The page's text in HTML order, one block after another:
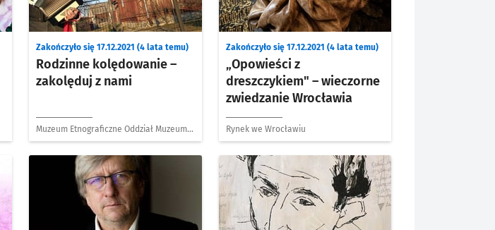
Rodzinne kolędowanie –
zakolęduj z nami
Zakończyło się 17.12.2021 (4 lata temu)
Muzeum Etnograficzne Oddział Muzeum
Narodowego we Wrocławiu
„Opowieści z
dreszczykiem" – wieczorne
zwiedzanie Wrocławia
Zakończyło się 17.12.2021 (4 lata temu)
Rynek we Wrocławiu